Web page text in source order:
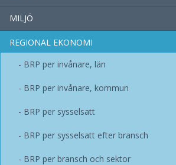
MILJÖ
REGIONAL EKONOMI
BRP per invånare, län
BRP per invånare, kommun
BRP per sysselsatt
BRP per sysselsatt efter bransch
BRP per bransch och sektor